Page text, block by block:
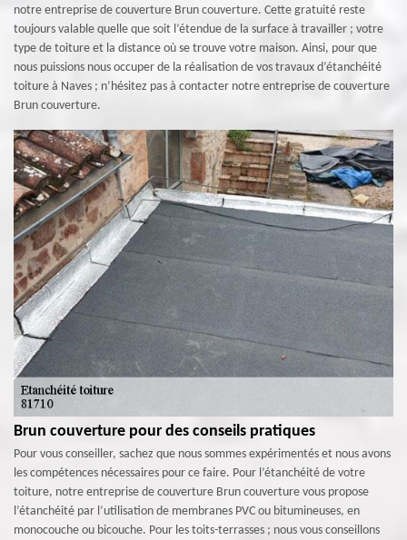
notre entreprise de couverture Brun couverture. Cette gratuité reste
toujours valable quelle que soit l’étendue de la surface à travailler ; votre
type de toiture et la distance où se trouve votre maison. Ainsi, pour que
nous puissions nous occuper de la réalisation de vos travaux d’étanchéité
toiture à Naves ; n’hésitez pas à contacter notre entreprise de couverture
Brun couverture.
Brun couverture pour des conseils pratiques
Pour vous conseiller, sachez que nous sommes expérimentés et nous avons
les compétences nécessaires pour ce faire. Pour l’étanchéité de votre
toiture, notre entreprise de couverture Brun couverture vous propose
l’étanchéité par l’utilisation de membranes PVC ou bitumineuses, en
monocouche ou bicouche. Pour les toits-terrasses ; nous vous conseillons